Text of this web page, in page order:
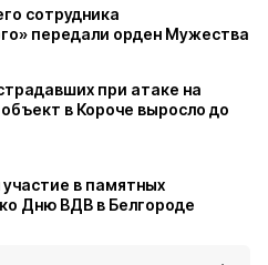
сотрудника
передали орден Мужества
при атаке на
в Короче выросло до
в памятных
Дню ВДВ в Белгороде